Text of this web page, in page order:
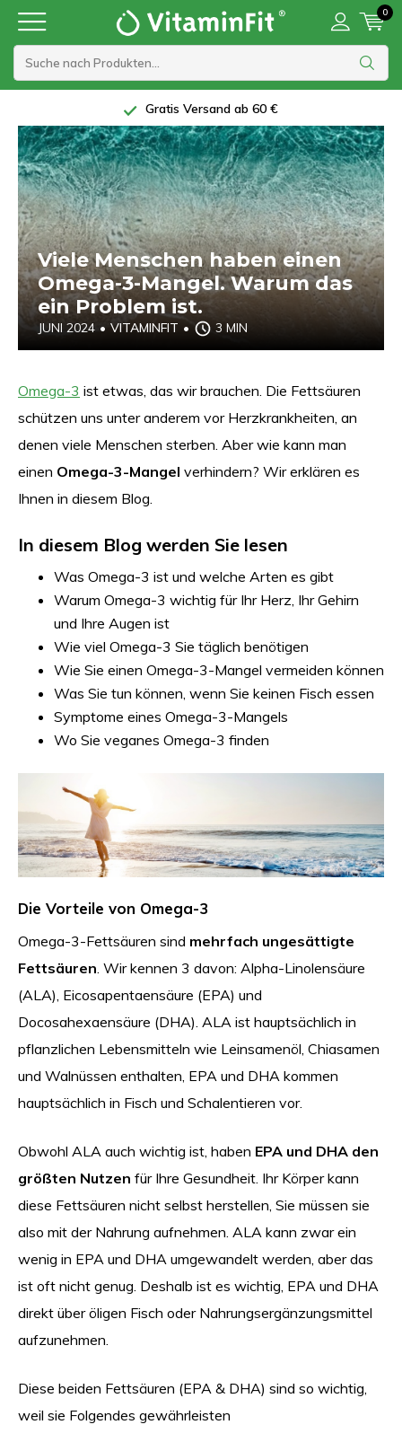
0
Gratis Versand ab 60 €
Viele Menschen haben einen
Omega-3-Mangel. Warum das
ein Problem ist.
JUNI 2024 • VITAMINFIT • 3 MIN
Omega-3 ist etwas, das wir brauchen. Die Fettsäuren
schützen uns unter anderem vor Herzkrankheiten, an
denen viele Menschen sterben. Aber wie kann man
einen Omega-3-Mangel verhindern? Wir erklären es
Ihnen in diesem Blog.
In diesem Blog werden Sie lesen
Was Omega-3 ist und welche Arten es gibt
Warum Omega-3 wichtig für Ihr Herz, Ihr Gehirn
und Ihre Augen ist
Wie viel Omega-3 Sie täglich benötigen
Wie Sie einen Omega-3-Mangel vermeiden können
Was Sie tun können, wenn Sie keinen Fisch essen
Symptome eines Omega-3-Mangels
Wo Sie veganes Omega-3 finden
Die Vorteile von Omega-3
Omega-3-Fettsäuren sind mehrfach ungesättigte
Fettsäuren . Wir kennen 3 davon: Alpha-Linolensäure
(ALA), Eicosapentaensäure (EPA) und
Docosahexaensäure (DHA). ALA ist hauptsächlich in
pflanzlichen Lebensmitteln wie Leinsamenöl, Chiasamen
und Walnüssen enthalten, EPA und DHA kommen
hauptsächlich in Fisch und Schalentieren vor.
Obwohl ALA auch wichtig ist, haben EPA und DHA den
größten Nutzen für Ihre Gesundheit. Ihr Körper kann
diese Fettsäuren nicht selbst herstellen, Sie müssen sie
also mit der Nahrung aufnehmen. ALA kann zwar ein
wenig in EPA und DHA umgewandelt werden, aber das
ist oft nicht genug. Deshalb ist es wichtig, EPA und DHA
direkt über öligen Fisch oder Nahrungsergänzungsmittel
aufzunehmen.
Diese beiden Fettsäuren (EPA & DHA) sind so wichtig,
weil sie Folgendes gewährleisten